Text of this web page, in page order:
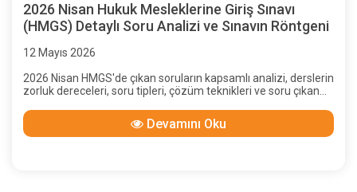
2026 Nisan Hukuk Mesleklerine Giriş Sınavı
(HMGS) Detaylı Soru Analizi ve Sınavın Röntgeni
12 Mayıs 2026
2026 Nisan HMGS'de çıkan soruların kapsamlı analizi, derslerin
zorluk dereceleri, soru tipleri, çözüm teknikleri ve soru çıkan
başarısıyla sınava hazırlanın!Devamını Oku